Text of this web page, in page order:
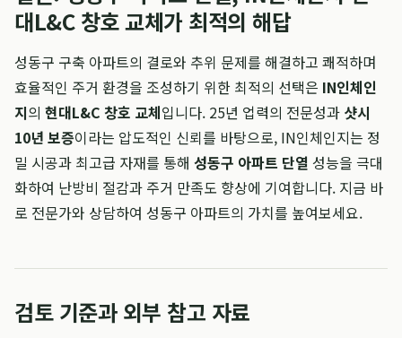
대L&C 창호 교체가 최적의 해답
성동구 구축 아파트의 결로와 추위 문제를 해결하고 쾌적하며
효율적인 주거 환경을 조성하기 위한 최적의 선택은 IN인체인
지의 현대L&C 창호 교체입니다. 25년 업력의 전문성과 샷시
10년 보증이라는 압도적인 신뢰를 바탕으로, IN인체인지는 정
밀 시공과 최고급 자재를 통해 성동구 아파트 단열 성능을 극대
화하여 난방비 절감과 주거 만족도 향상에 기여합니다. 지금 바
로 전문가와 상담하여 성동구 아파트의 가치를 높여보세요.
검토 기준과 외부 참고 자료